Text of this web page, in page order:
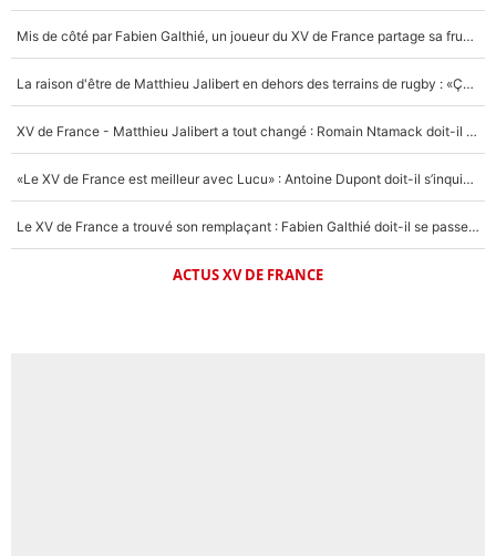
Mis de côté par Fabien Galthié, un joueur du XV de France partage sa frustration : «ils ne me l’ont pas dit tout de suite»
La raison d'être de Matthieu Jalibert en dehors des terrains de rugby : «Ça m'atteint autant que si tu touches à un membre de ma famille»
XV de France - Matthieu Jalibert a tout changé : Romain Ntamack doit-il s’inquiéter pour sa place à un an de la Coupe du monde ?
«Le XV de France est meilleur avec Lucu» : Antoine Dupont doit-il s’inquiéter pour sa place ?
Le XV de France a trouvé son remplaçant : Fabien Galthié doit-il se passer d'Antoine Dupont ?
ACTUS XV DE FRANCE